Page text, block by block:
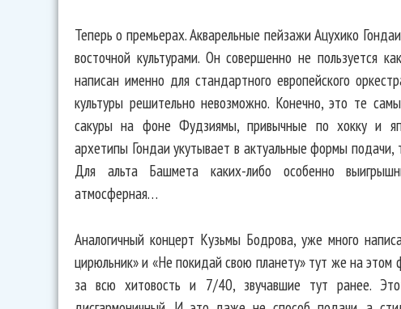
Теперь о премьерах. Акварельные пейзажи Ацухико
восточной культурами. Он совершенно не пользуется
написан именно для стандартного европейского
культуры решительно невозможно. Конечно, это те
сакуры на фоне Фудзиямы, привычные по хокку и
архетипы Гондаи укутывает в актуальные формы подачи,
Для альта Башмета каких-либо особенно
атмосферная…
Аналогичный концерт Кузьмы Бодрова, уже много
цирюльник» и «Не покидай свою планету» тут же на этом
за всю хитовость и 7/40, звучавшие тут ранее.